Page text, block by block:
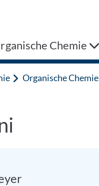
Chemie
Organische Chemie